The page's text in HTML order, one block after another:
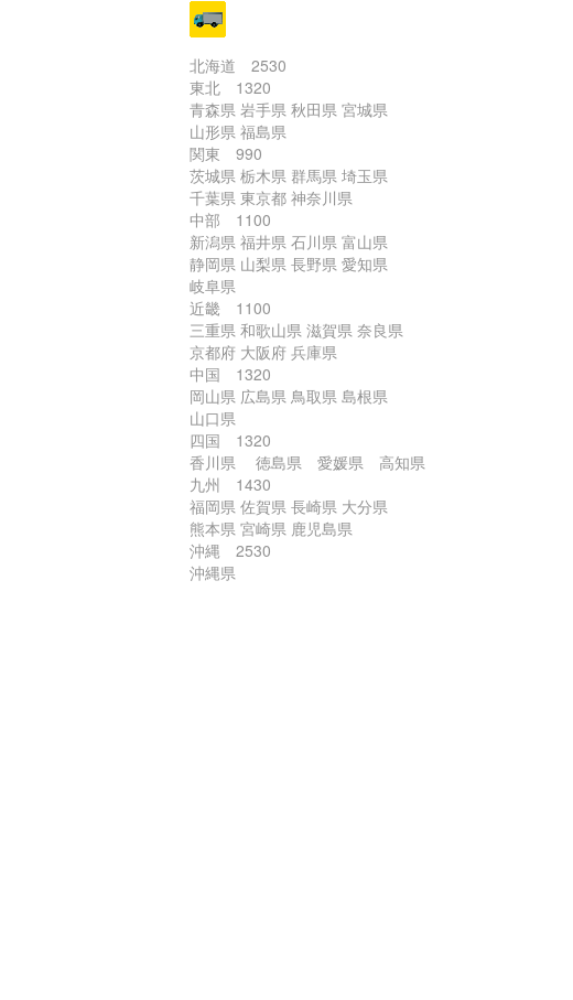
北海道 2530
東北 1320
青森県 岩手県 秋田県 宮城県
山形県 福島県
関東 990
茨城県 栃木県 群馬県 埼玉県
千葉県 東京都 神奈川県
中部 1100
新潟県 福井県 石川県 富山県
静岡県 山梨県 長野県 愛知県
岐阜県
近畿 1100
三重県 和歌山県 滋賀県 奈良県
京都府 大阪府 兵庫県
中国 1320
岡山県 広島県 鳥取県 島根県
山口県
四国 1320
香川県 徳島県 愛媛県 高知県
九州 1430
福岡県 佐賀県 長崎県 大分県
熊本県 宮崎県 鹿児島県
沖縄 2530
沖縄県